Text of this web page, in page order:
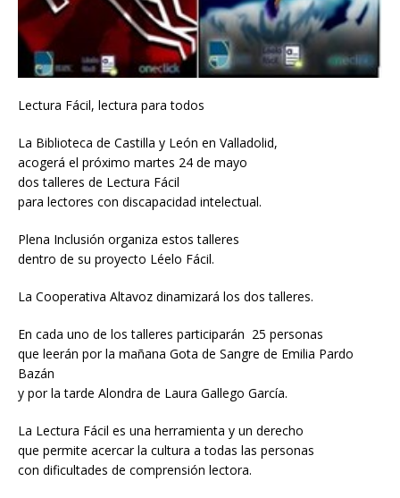
Lectura Fácil, lectura para todos
La Biblioteca de Castilla y León en Valladolid,
acogerá el próximo martes 24 de mayo
dos talleres de Lectura Fácil
para lectores con discapacidad intelectual.
Plena Inclusión organiza estos talleres
dentro de su proyecto Léelo Fácil.
La Cooperativa Altavoz dinamizará los dos talleres.
En cada uno de los talleres participarán 25 personas
que leerán por la mañana Gota de Sangre de Emilia Pardo
Bazán
y por la tarde Alondra de Laura Gallego García.
La Lectura Fácil es una herramienta y un derecho
que permite acercar la cultura a todas las personas
con dificultades de comprensión lectora.